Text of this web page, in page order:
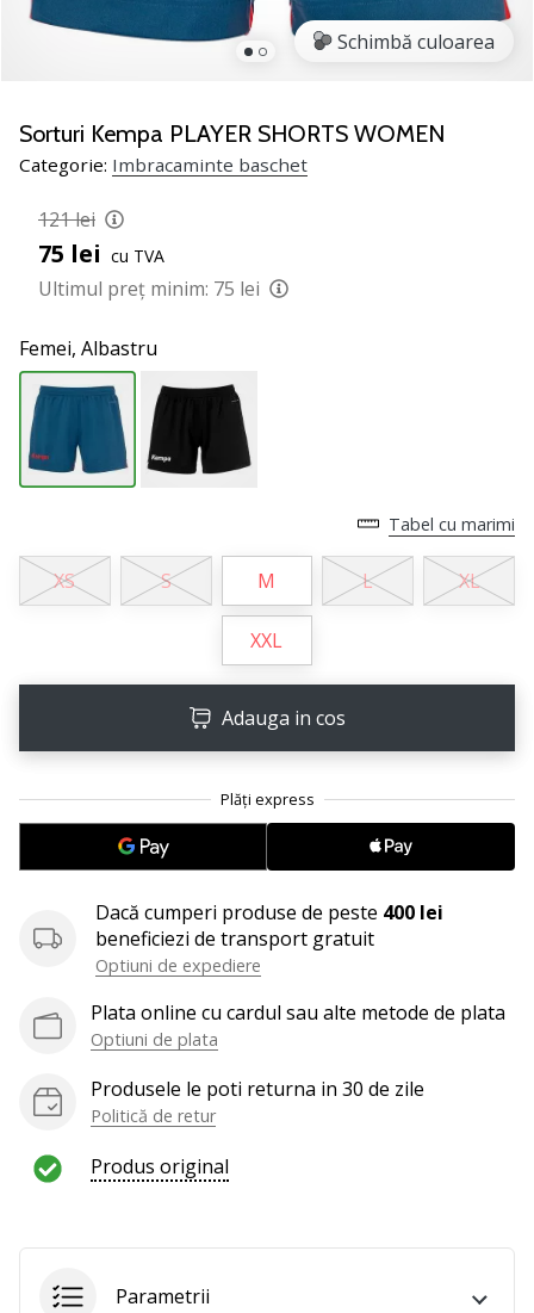
de
un
fan
al
ca
și
noi?
nouă
ca
Ambasador
al
brandului.
Afiseaza
toate
Schimbă culoarea
Sorturi Kempa PLAYER SHORTS WOMEN
Categorie: Imbracaminte baschet
121 lei
75 lei cu TVA
Ultimul preț minim: 75 lei
Femei, Albastru
Tabel cu marimi
XS S M L XL
XXL
Adauga in cos
Dacă cumperi produse de peste 400 lei
beneficiezi de transport gratuit
Optiuni de expediere
Plata online cu cardul sau alte metode de plata
Optiuni de plata
Produsele le poti returna in 30 de zile
Politică de retur
Produs original
Parametrii